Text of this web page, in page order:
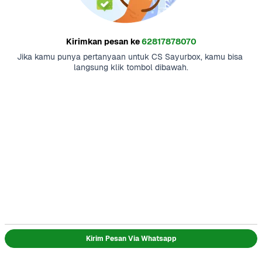
Kirimkan pesan ke62817878070
Jika kamu punya pertanyaan untuk CS Sayurbox, kamu bisa
langsung klik tombol dibawah.
Kirim Pesan Via Whatsapp